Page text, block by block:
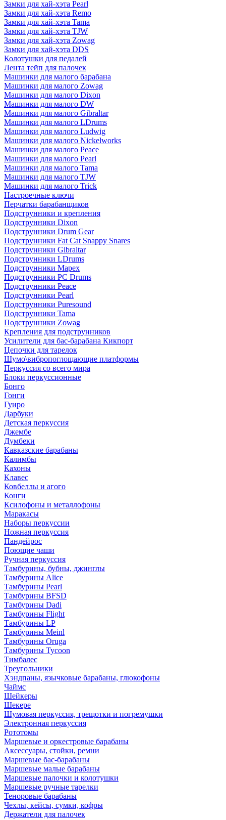
Замки для хай-хэта Pearl
Замки для хай-хэта Remo
Замки для хай-хэта Tama
Замки для хай-хэта TJW
Замки для хай-хэта Zowag
Замки для хай-хэта DDS
Колотушки для педалей
Лента тейп для палочек
Машинки для малого барабана
Машинки для малого Zowag
Машинки для малого Dixon
Машинки для малого DW
Машинки для малого Gibraltar
Машинки для малого LDrums
Машинки для малого Ludwig
Машинки для малого Nickelworks
Машинки для малого Peace
Машинки для малого Pearl
Машинки для малого Tama
Машинки для малого TJW
Машинки для малого Trick
Настроечные ключи
Перчатки барабанщиков
Подструнники и крепления
Подструнники Dixon
Подструнники Drum Gear
Подструнники Fat Cat Snappy Snares
Подструнники Gibraltar
Подструнники LDrums
Подструнники Mapex
Подструнники PC Drums
Подструнники Peace
Подструнники Pearl
Подструнники Puresound
Подструнники Tama
Подструнники Zowag
Крепления для подструнников
Усилители для бас-барабана Кикпорт
Цепочки для тарелок
Шумо\вибропоглощающие платформы
Перкуссия со всего мира
Блоки перкуссионные
Бонго
Гонги
Гуиро
Дарбуки
Детская перкуссия
Джембе
Думбеки
Кавказские барабаны
Калимбы
Кахоны
Клавес
Ковбеллы и агого
Конги
Ксилофоны и металлофоны
Маракасы
Наборы перкуссии
Ножная перкуссия
Пандейрос
Поющие чаши
Ручная перкуссия
Тамбурины, бубны, джинглы
Тамбурины Alice
Тамбурины Pearl
Тамбурины BFSD
Тамбурины Dadi
Тамбурины Flight
Тамбурины LP
Тамбурины Meinl
Тамбурины Oruga
Тамбурины Tycoon
Тимбалес
Треугольники
Хэндпаны, язычковые барабаны, глюкофоны
Чаймс
Шейкеры
Шекере
Шумовая перкуссия, трещотки и погремушки
Электронная перкуссия
Рототомы
Маршевые и оркестровые барабаны
Аксессуары, стойки, ремни
Маршевые бас-барабаны
Маршевые малые барабаны
Маршевые палочки и колотушки
Маршевые ручные тарелки
Теноровые барабаны
Чехлы, кейсы, сумки, кофры
Держатели для палочек